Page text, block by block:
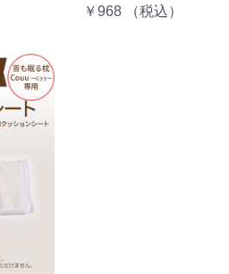
￥968
（税込）